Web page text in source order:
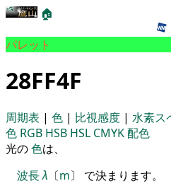
🏠
パレット
28FF4F
周期表 | 色 | 比視感度 | 水素ス
色 RGB HSB HSL CMYK配色
光の色は、
波長λ 〔m〕 で決まります。